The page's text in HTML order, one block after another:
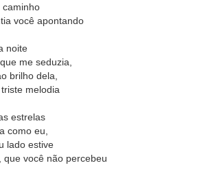
caminho
você apontando
noite
me seduzia,
brilho dela,
melodia
estrelas
como eu,
lado estive
que você não percebeu